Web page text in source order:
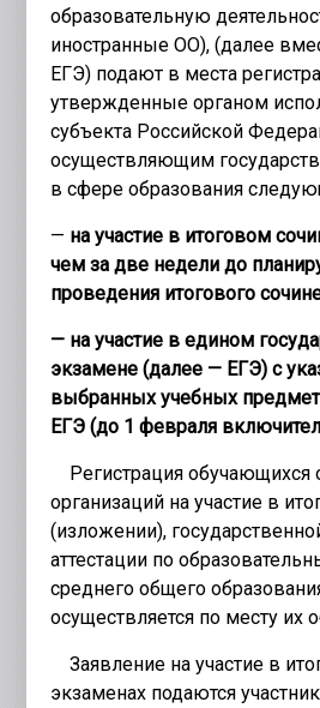
образовательную
иностранные ОО), (далее
ЕГЭ) подают в места
утвержденные органом
субъекта Российской
осуществляющим
в сфере образования
— на участие в итоговом
чем за две недели до
проведения итогового
— на участие в едином
экзамене (далее — ЕГЭ) с
выбранных учебных
ЕГЭ (до 1 февраля
Регистрация обучающихся
организаций на участие в
(изложении),
аттестации по
среднего общего
осуществляется по месту их
Заявление на участие в
экзаменах подаются